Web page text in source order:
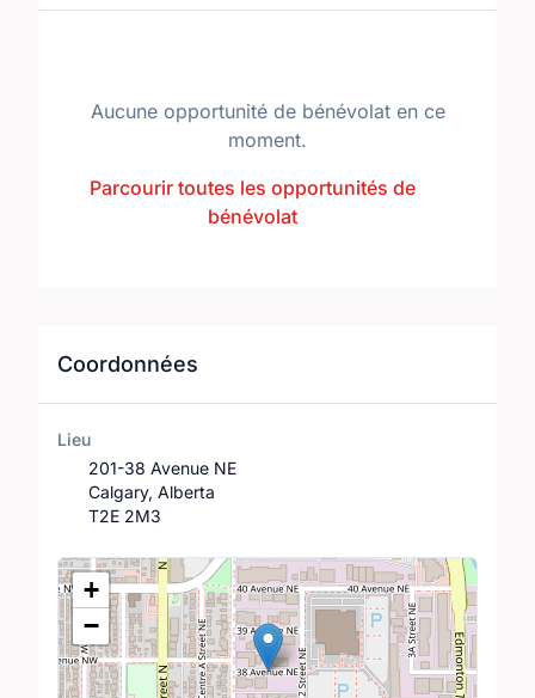
Aucune opportunité de bénévolat en ce
moment.
Parcourir toutes les opportunités de
bénévolat
Coordonnées
Lieu
201-38 Avenue NE
Calgary, Alberta
T2E 2M3
Lieu
+
−